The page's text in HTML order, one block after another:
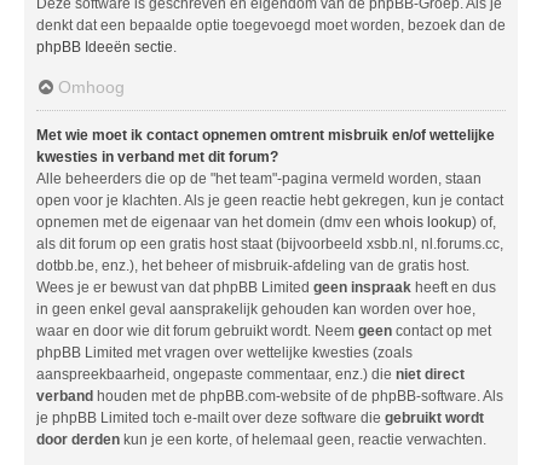
denkt dat een bepaalde optie toegevoegd moet worden, bezoek dan de
phpBB Ideeën sectie
Omhoog
Met wie moet ik contact opnemen omtrent misbruik en/of wettelijke
kwesties in verband met dit forum?
Alle beheerders die op de "het team"-pagina vermeld worden, staan
open voor je klachten. Als je geen reactie hebt gekregen, kun je contact
opnemen met de eigenaar van het domein (dmv een whois lookup) of,
als dit forum op een gratis host staat (bijvoorbeeld xsbb.nl, nl.forums.cc,
dotbb.be, enz.), het beheer of misbruik-afdeling van de gratis host.
Wees je er bewust van dat phpBB Limited geen inspraak heeft en dus
in geen enkel geval aansprakelijk gehouden kan worden over hoe,
waar en door wie dit forum gebruikt wordt. Neem geen contact op met
phpBB Limited met vragen over wettelijke kwesties (zoals
aanspreekbaarheid, ongepaste commentaar, enz.) die niet direct
verband houden met de phpBB.com-website of de phpBB-software. Als
je phpBB Limited toch e-mailt over deze software die gebruikt wordt
door derden kun je een korte, of helemaal geen, reactie verwachten.